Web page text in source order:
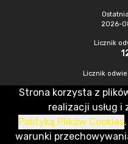
2026-
Licznik
Licznik
CMS & Hosting: Nefeni Sp. z o.o.
Strona korzysta z
realizacji usług i
Polityką Plików Cookies
warunki